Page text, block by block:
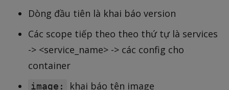
Dòng đầu tiên là khai báo version
Các scope tiếp theo theo thứ tự là services
-> <service_name> -> các config cho
container
image: khai báo tên image